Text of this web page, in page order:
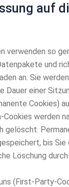
auf
so
und
an. Sie
Dauer einer
Cookies)
werden
gelöscht.
bis
Löschung
(First-Party-